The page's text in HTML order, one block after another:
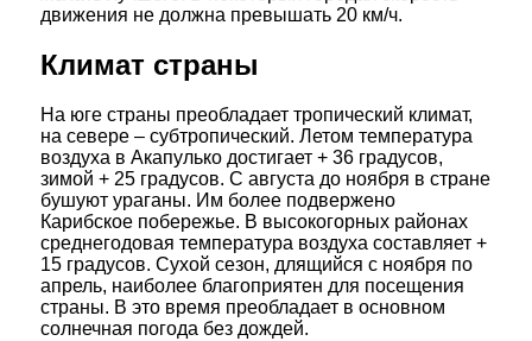
движения не должна превышать 20 км/ч.
Климат страны
На юге страны преобладает тропический климат,
на севере – субтропический. Летом температура
воздуха в Акапулько достигает + 36 градусов,
зимой + 25 градусов. С августа до ноября в стране
бушуют ураганы. Им более подвержено
Карибское побережье. В высокогорных районах
среднегодовая температура воздуха составляет +
15 градусов. Сухой сезон, длящийся с ноября по
апрель, наиболее благоприятен для посещения
страны. В это время преобладает в основном
солнечная погода без дождей.